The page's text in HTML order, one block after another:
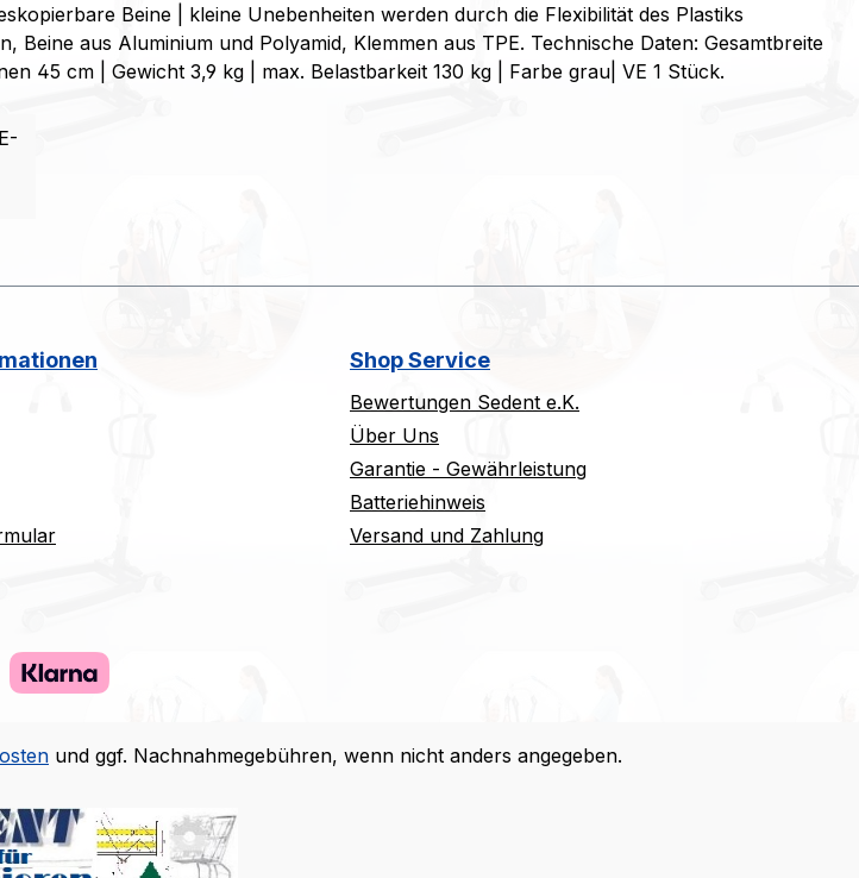
Beine | kleine Unebenheiten werden durch die Flexibilität des Plastiks
aus Aluminium und Polyamid, Klemmen aus TPE. Technische Daten: Gesamtbreite
45 cm | Gewicht 3,9 kg | max. Belastbarkeit 130 kg | Farbe grau| VE 1 Stück.
Shop Service
Bewertungen Sedent e.K.
Über Uns
Garantie - Gewährleistung
Batteriehinweis
Versand und Zahlung
und ggf. Nachnahmegebühren, wenn nicht anders angegeben.